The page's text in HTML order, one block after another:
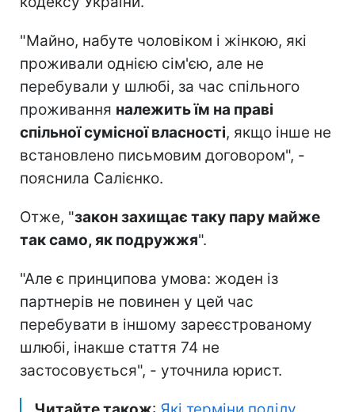
"Майно, набуте чоловіком і жінкою, які
проживали однією сім'єю, але не
перебували у шлюбі, за час спільного
проживання належить їм на праві
спільної сумісної власності, якщо інше не
встановлено письмовим договором", -
пояснила Салієнко.
Отже, "закон захищає таку пару майже
так само, як подружжя".
"Але є принципова умова: жоден із
партнерів не повинен у цей час
перебувати в іншому зареєстрованому
шлюбі, інакше стаття 74 не
застосовується", - уточнила юрист.